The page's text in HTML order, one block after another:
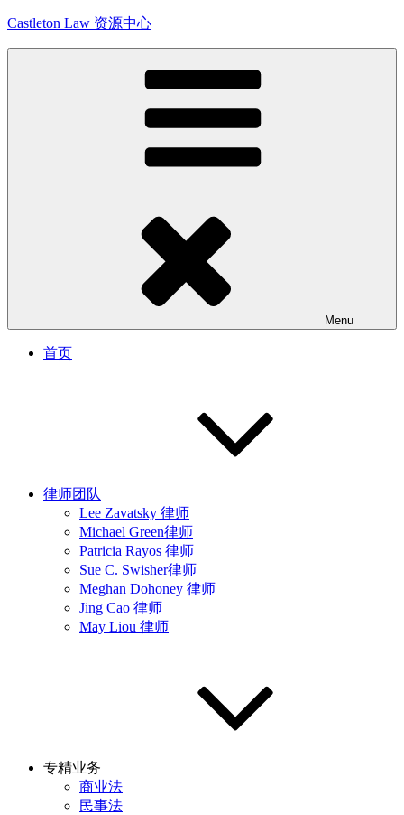
Skip
content
Castleton Law 资源中心
Menu
首页
律师团队
Lee Zavatsky 律师
Michael Green律师
Patricia Rayos 律师
Sue C. Swisher律师
Meghan Dohoney 律师
Jing Cao 律师
May Liou 律师
专精业务
商业法
民事法